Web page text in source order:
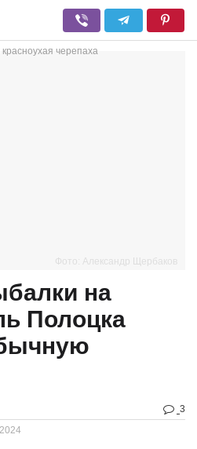
Фото: Александр Щербаков
на
Полоцка
3